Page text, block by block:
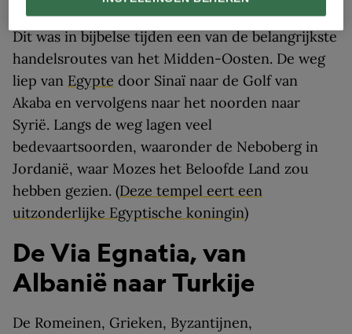
Dit was in bijbelse tijden een van de belangrijkste
handelsroutes van het Midden-Oosten. De weg
liep van Egypte door Sinaï naar de Golf van
Akaba en vervolgens naar het noorden naar
Syrië. Langs de weg lagen veel
bedevaartsoorden, waaronder de Neboberg in
Jordanië, waar Mozes het Beloofde Land zou
hebben gezien. (Deze tempel eert een
uitzonderlijke Egyptische koningin)
De Via Egnatia, van
Albanië naar Turkije
De Romeinen, Grieken, Byzantijnen,